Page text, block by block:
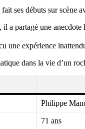
ses débuts sur scène
, il a partagé une anecdote
une expérience
dans la vie d’un
Philippe
71 ans